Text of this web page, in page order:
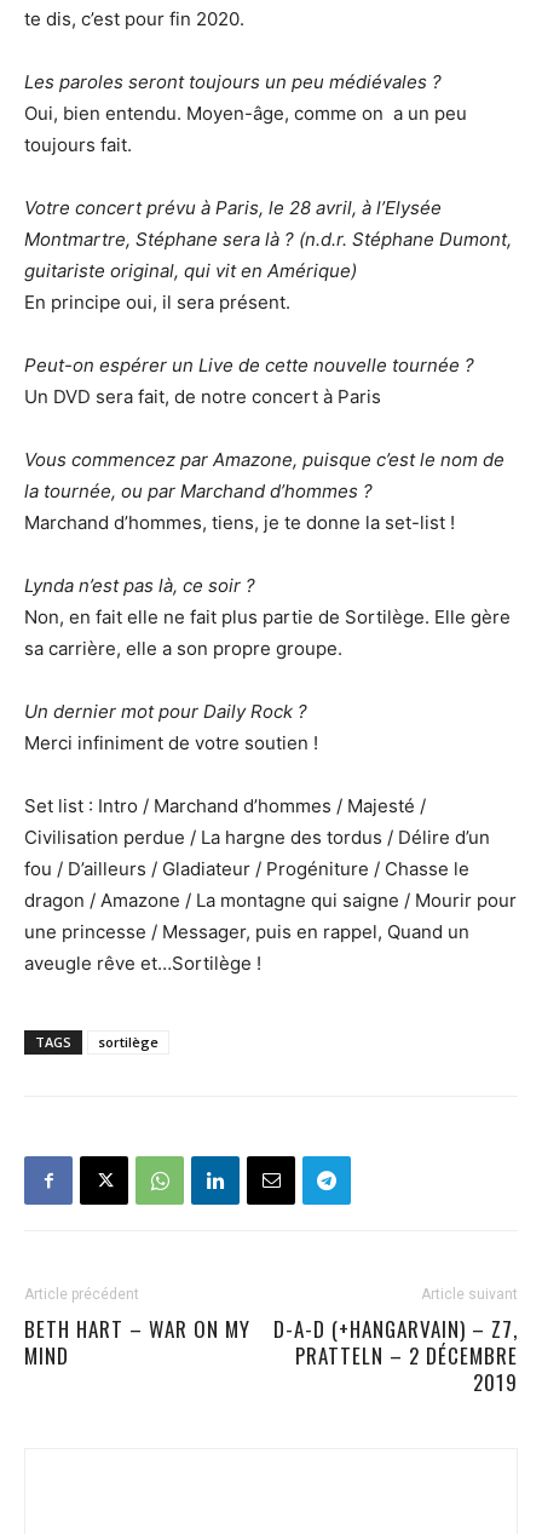
te dis, c’est pour fin 2020.
Les paroles seront toujours un peu médiévales ?
Oui, bien entendu. Moyen-âge, comme on a un peu
toujours fait.
Votre concert prévu à Paris, le 28 avril, à l’Elysée
Montmartre, Stéphane sera là ? (n.d.r. Stéphane Dumont,
guitariste original, qui vit en Amérique)
En principe oui, il sera présent.
Peut-on espérer un Live de cette nouvelle tournée ?
Un DVD sera fait, de notre concert à Paris
Vous commencez par Amazone, puisque c’est le nom de
la tournée, ou par Marchand d’hommes ?
Marchand d’hommes, tiens, je te donne la set-list !
Lynda n’est pas là, ce soir ?
Non, en fait elle ne fait plus partie de Sortilège. Elle gère
sa carrière, elle a son propre groupe.
Un dernier mot pour Daily Rock ?
Merci infiniment de votre soutien !
Set list : Intro / Marchand d’hommes / Majesté /
Civilisation perdue / La hargne des tordus / Délire d’un
fou / D’ailleurs / Gladiateur / Progéniture / Chasse le
dragon / Amazone / La montagne qui saigne / Mourir pour
une princesse / Messager, puis en rappel, Quand un
aveugle rêve et…Sortilège !
TAGS sortilège
Article précédent
BETH HART – WAR ON MY
MIND
Article suivant
D-A-D (+HANGARVAIN) – Z7,
PRATTELN – 2 DÉCEMBRE
2019